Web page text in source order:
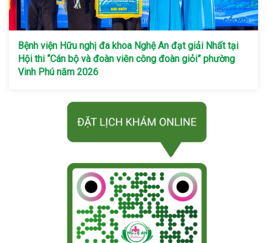
Bệnh viện Hữu nghị đa khoa Nghệ An đạt giải Nhất tại
Hội thi “Cán bộ và đoàn viên công đoàn giỏi” phường
Vinh Phú năm 2026